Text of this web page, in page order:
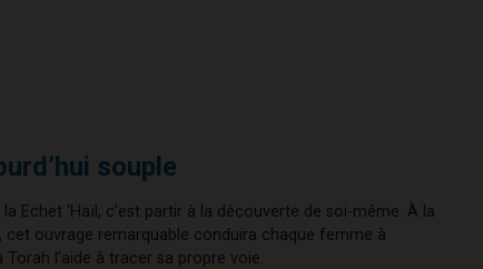
souple
Echet ‘Haïl, c’est partir à la découverte de soi-même. À la
cet ouvrage remarquable conduira chaque femme à
l’aide à tracer sa propre voie.